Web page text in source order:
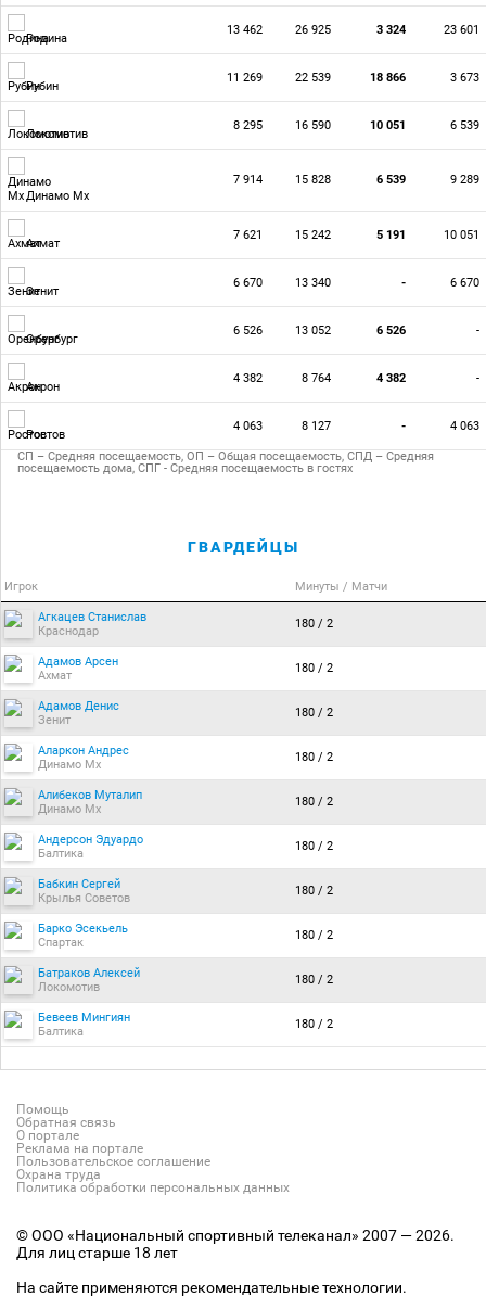
Родина
13 462 26 925 3 324 23 601
Рубин
11 269 22 539 18 866 3 673
Локомотив
8 295 16 590 10 051 6 539
Динамо Мх
7 914 15 828 6 539 9 289
Ахмат
7 621 15 242 5 191 10 051
Зенит
6 670 13 340 - 6 670
Оренбург
6 526 13 052 6 526 -
Акрон
4 382 8 764 4 382 -
Ростов
4 063 8 127 - 4 063
СП – Средняя посещаемость, ОП – Общая посещаемость, СПД – Средняя
посещаемость дома, СПГ - Средняя посещаемость в гостях
ГВАРДЕЙЦЫ
Игрок Минуты / Матчи
Агкацев Станислав
Краснодар
180 / 2
Адамов Арсен
Ахмат
180 / 2
Адамов Денис
Зенит
180 / 2
Аларкон Андрес
Динамо Мх
180 / 2
Алибеков Муталип
Динамо Мх
180 / 2
Андерсон Эдуардо
Балтика
180 / 2
Бабкин Сергей
Крылья Советов
180 / 2
Барко Эсекьель
Спартак
180 / 2
Батраков Алексей
Локомотив
180 / 2
Бевеев Мингиян
Балтика
180 / 2
Помощь
Обратная связь
О портале
Реклама на портале
Пользовательское соглашение
Охрана труда
Политика обработки персональных данных
© ООО «Национальный спортивный телеканал» 2007 — 2026.
Для лиц старше 18 лет
На сайте применяются рекомендательные технологии.